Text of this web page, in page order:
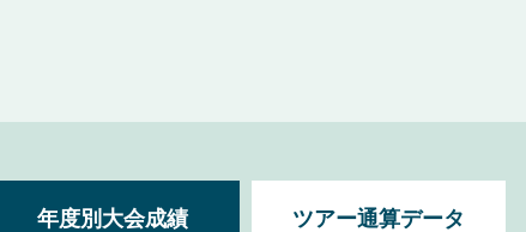
年度別大会成績 ツアー通算データ